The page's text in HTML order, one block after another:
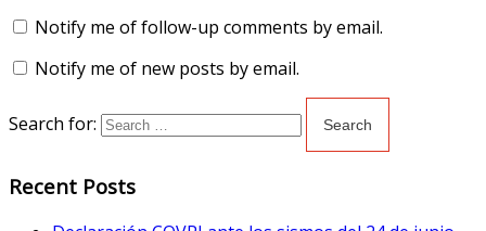
Notify me of follow-up comments by email.
Notify me of new posts by email.
Search for:
Recent Posts